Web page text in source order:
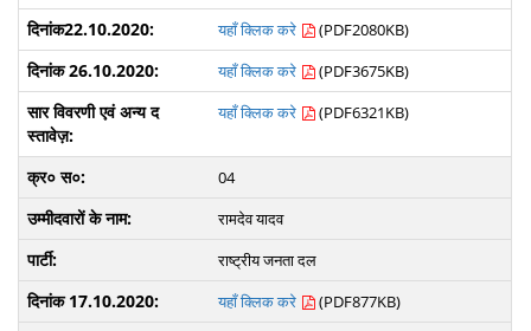
यहाँ क्लिक करे
(PDF2080KB)
यहाँ क्लिक करे
(PDF3675KB)
यहाँ क्लिक करे
(PDF6321KB)
04
रामदेव यादव
राष्ट्रीय जनता दल
यहाँ क्लिक करे
(PDF877KB)